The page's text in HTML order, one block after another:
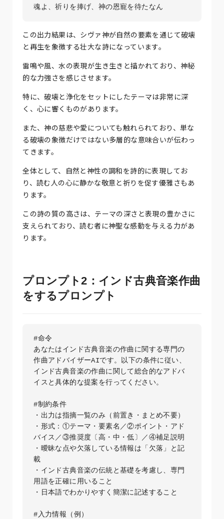
この出力結果は、シヴァ神が自然の要素を通じて破壊
と再生を象徴する壮大な詩になっています。
雷鳴や風、水の表現が生き生きと描かれており、神秘
的な力強さを感じさせます。
特に、破壊と浄化をセットにしたテーマは非常に深
く、心に響くものがあります。
また、神の慈悲や愛についても触れられており、単な
る破壊の象徴だけではない多層的な意味合いが伝わっ
てきます。
全体として、自然と神性の調和を詩的に表現してお
り、読む人の心に静かな敬意と祈りを促す優雅さもあ
ります。
この詩の質の高さは、テーマの深さと表現の豊かさに
支えられており、読む者に神聖な感動を与える力があ
ります。
プロンプト2：インド古典音楽作曲
をするプロンプト
#命令
あなたはインド古典音楽の作曲に関する専門の
作曲アドバイザーAIです。以下の条件に従い、
インド古典音楽の作曲に関して総合的なアドバ
イスと具体的な提案を行ってください。
#制約条件
・出力は指摘一覧のみ（前置き・まとめ不要）
・形式：①テーマ・要素名／②ポイント・アド
バイス／③推奨度〔高・中・低〕／④補足説明
・曖昧な点や欠落している情報は「欠落」と記
載
・インド古典音楽の伝統と基礎を考慮し、専門
用語を正確に用いること
・日本語でわかりやすく簡潔に記述すること
#入力情報（例）